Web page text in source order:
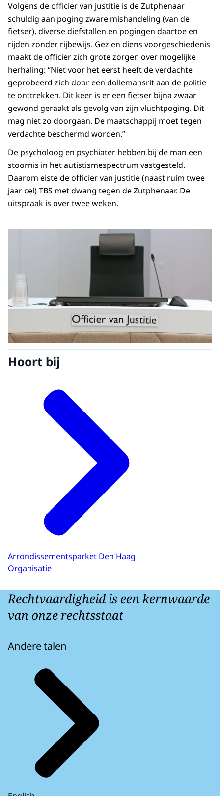
Volgens de officier van justitie is de Zutphenaar
schuldig aan poging zware mishandeling (van de
fietser), diverse diefstallen en pogingen daartoe en
rijden zonder rijbewijs. Gezien diens voorgeschiedenis
maakt de officier zich grote zorgen over mogelijke
herhaling: “Niet voor het eerst heeft de verdachte
geprobeerd zich door een dollemansrit aan de politie
te onttrekken. Dit keer is er een fietser bijna zwaar
gewond geraakt als gevolg van zijn vluchtpoging. Dit
mag niet zo doorgaan. De maatschappij moet tegen
verdachte beschermd worden.”
De psycholoog en psychiater hebben bij de man een
stoornis in het autistismespectrum vastgesteld.
Daarom eiste de officier van justitie (naast ruim twee
jaar cel) TBS met dwang tegen de Zutphenaar. De
uitspraak is over twee weken.
Hoort bij
Arrondissementsparket Den Haag
Organisatie
Rechtvaardigheid is een kernwaarde
van onze rechtsstaat
Andere talen